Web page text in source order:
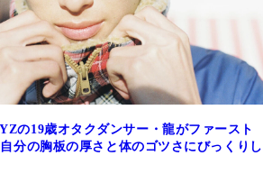
の19歳オタクダンサー・龍がファースト
分の胸板の厚さと体のゴツさにびっくりし